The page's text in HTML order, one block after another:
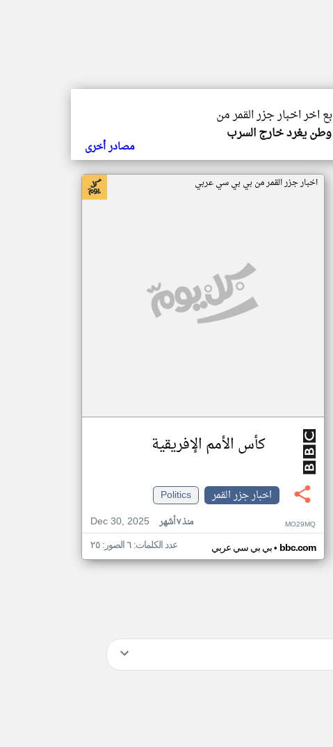
اخر اخبار جزر القمر من
وطن يغرد خارج السرب
مصادر أخرى
اخبار جزر القمر من بي بي سي عربي
كأس الأمم الإفريقية
اخبار جزر القمر
Politics
Dec 30, 2025
منذ ٧ أشهر MO29MQ
بي بي سي عربي• bbc.com عدد الكلمات: ٦ الصور: ٢٥